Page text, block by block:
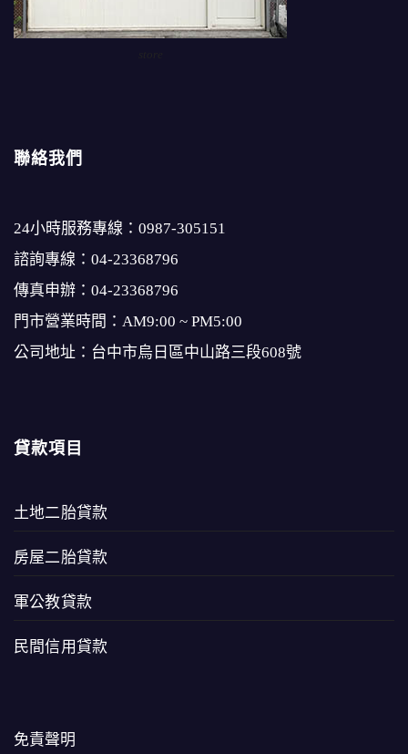
聯絡我們
24小時服務專線： 0987-305151
諮詢專線： 04-23368796
傳真申辦：04-23368796
門市營業時間：AM9:00 ~ PM5:00
公司地址：台中市烏日區中山路三段608號
貸款項目
土地二胎貸款
房屋二胎貸款
軍公教貸款
民間信用貸款
免責聲明